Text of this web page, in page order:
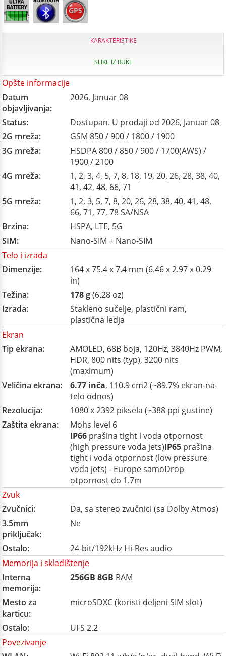
KARAKTERISTIKE
SLIKE IZ RUKE
Opšte informacije
Datum
objavljivanja:
2026, Januar 08
Status:
Dostupan. U prodaji od 2026, Januar 08
2G mreža:
GSM 850 / 900 / 1800 / 1900
3G mreža:
HSDPA 800 / 850 / 900 / 1700(AWS) /
1900 / 2100
4G mreža:
1, 2, 3, 4, 5, 7, 8, 18, 19, 20, 26, 28, 38, 40,
41, 42, 48, 66, 71
5G mreža:
1, 2, 3, 5, 7, 8, 20, 26, 28, 38, 40, 41, 48,
66, 71, 77, 78 SA/NSA
Brzina:
HSPA, LTE, 5G
SIM:
Nano-SIM + Nano-SIM
Telo i izrada
Dimenzije:
164 x 75.4 x 7.4 mm (6.46 x 2.97 x 0.29
in)
Težina:
178 g(6.28 oz)
Izrada:
Stakleno sučelje, plastični ram,
plastična ledja
Ekran
Tip ekrana:
AMOLED, 68B boja, 120Hz, 3840Hz PWM,
HDR, 800 nits (typ), 3200 nits
(maximum)
Veličina ekrana:
6.77 inča, 110.9 cm2 (~89.7% ekran-na-
telo odnos)
Rezolucija:
1080 x 2392 piksela (~388 ppi gustine)
Zaštita ekrana:
Mohs level 6
IP66 prašina tight i voda otpornost
(high pressure voda jets)IP65 prašina
tight i voda otpornost (low pressure
voda jets) - Europe samoDrop
otpornost do 1.7m
Zvuk
Zvučnici:
Da, sa stereo zvučnici (sa Dolby Atmos)
3.5mm
priključak:
Ne
Ostalo:
24-bit/192kHz Hi-Res audio
Memorija i skladištenje
Interna
memorija:
256GB 8GB RAM
Mesto za
karticu:
microSDXC (koristi deljeni SIM slot)
Ostalo:
UFS 2.2
Povezivanje